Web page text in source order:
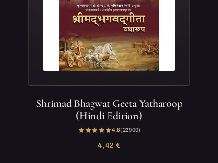
Shrimad Bhagwat Geeta Yatharoop
(Hindi Edition)
4,8(22 900)
4,42 €